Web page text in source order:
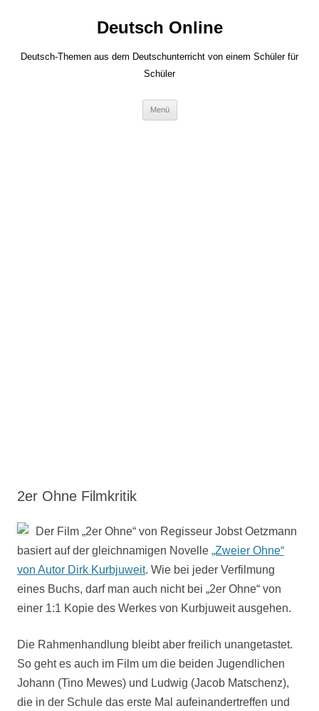
Deutsch Online
Deutsch-Themen aus dem Deutschunterricht von einem Schüler für
Schüler
Menü
2er Ohne Filmkritik
Der Film „2er Ohne“ von Regisseur Jobst Oetzmann
basiert auf der gleichnamigen Novelle „Zweier Ohne“
von Autor Dirk Kurbjuweit. Wie bei jeder Verfilmung
eines Buchs, darf man auch nicht bei „2er Ohne“ von
einer 1:1 Kopie des Werkes von Kurbjuweit ausgehen.
Die Rahmenhandlung bleibt aber freilich unangetastet.
So geht es auch im Film um die beiden Jugendlichen
Johann (Tino Mewes) und Ludwig (Jacob Matschenz),
die in der Schule das erste Mal aufeinandertreffen und